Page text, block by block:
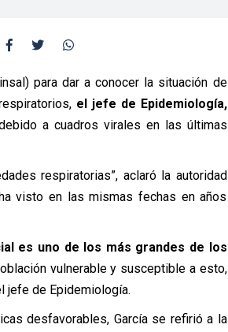
para dar a conocer la situación de
el jefe de Epidemiología,
a cuadros virales en las últimas
respiratorias”, aclaró la autoridad
visto en las mismas fechas en años
es uno de los más grandes de los
vulnerable y susceptible a esto,
jefe de Epidemiología.
desfavorables, García se refirió a la